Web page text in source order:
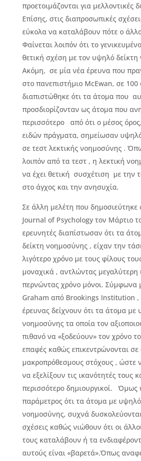
προετοιμάζονται για μελλοντικές
Επίσης, στις διαπροσωπικές
εύκολα να καταλάβουν πότε ο
Φαίνεται λοιπόν ότι το
θετική σχέση με τον υψηλό
Ακόμη, σε μία νέα έρευνα που
στο πανεπιστήμιο McEwan, σε 100
διαπιστώθηκε ότι τα άτομα που
προσδιορίζονταν ως άτομα που
περισσότερο από ότι ο μέσος
ειδών πράγματα, σημείωσαν
σε τεστ λεκτικής νοημοσύνης .
λοιπόν από τα τεστ , η λεκτική
να έχει θετική συσχέτιση με την
στο άγχος και την ανησυχία.
Σε άλλη μελέτη που δημοσιεύτηκε
Journal of Psychology τον Μάρτιο
ερευνητές διαπίστωσαν ότι τα
δείκτη νοημοσύνης , είχαν την
λιγότερο χρόνο με τους φίλους
μοναχικά , αντλώντας μεγαλύτερη
περνώντας χρόνο μόνοι. Σύμφωνα
Graham από Brookings Institution ,
έρευνας δείχνουν ότι τα άτομα με
νοημοσύνης τα οποία τον
πιθανό να «ξοδεύουν» τον χρόνο
επαφές καθώς επικεντρώνονται σε
μακροπρόθεσμους στόχους , ώστε
να εξελίξουν τις ικανότητές τους
περισσότερο δημιουργικοί. Όμως
παράμετρος ότι τα άτομα με
νοημοσύνης, συχνά δυσκολεύονται
σχέσεις καθώς νιώθουν ότι οι
τους καταλάβουν ή τα
αυτούς είναι «βαρετά».Όπως